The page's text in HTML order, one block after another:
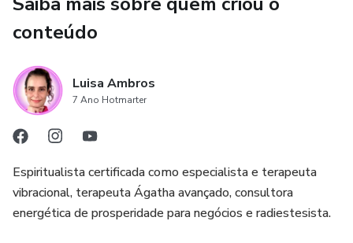
Hotmart)
✅ Garantia de 15 dias direto pela Hotmart
Bônus
🎁 Gravação e apostila do Workshop Cocriando o Meu Ano
objetivos, se organizar, ativar lei da atração e prosperar —
para que você possa viver bem do seu Propósito;
conteúdo
Luisa Ambros
7 Ano Hotmarter
Espiritualista certificada como especialista e terapeuta
vibracional, terapeuta Ágatha avançado, consultora
energética de prosperidade para negócios e radiestesista.